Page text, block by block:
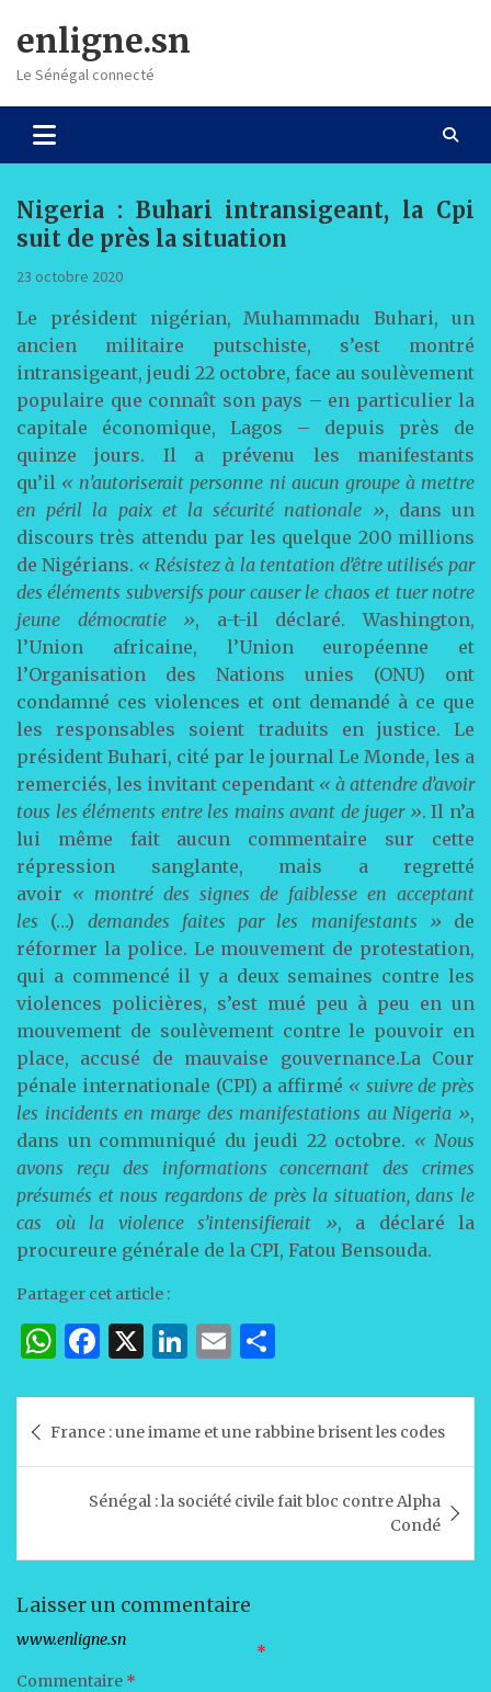
content
enligne.sn
Le Sénégal connecté
Nigeria : Buhari intransigeant, la Cpi
suit de près la situation
23 octobre 2020
Le président nigérian, Muhammadu Buhari, un
ancien militaire putschiste, s’est montré
intransigeant, jeudi 22 octobre, face au soulèvement
populaire que connaît son pays – en particulier la
capitale économique, Lagos – depuis près de
quinze jours. Il a prévenu les manifestants
qu’il « n’autoriserait personne ni aucun groupe à mettre
en péril la paix et la sécurité nationale », dans un
discours très attendu par les quelque 200 millions
de Nigérians. « Résistez à la tentation d’être utilisés par
des éléments subversifs pour causer le chaos et tuer notre
jeune démocratie », a-t-il déclaré. Washington,
l’Union africaine, l’Union européenne et
l’Organisation des Nations unies (ONU) ont
condamné ces violences et ont demandé à ce que
les responsables soient traduits en justice. Le
président Buhari, cité par le journal Le Monde, les a
remerciés, les invitant cependant « à attendre d’avoir
tous les éléments entre les mains avant de juger ». Il n’a
lui même fait aucun commentaire sur cette
répression sanglante, mais a regretté
avoir « montré des signes de faiblesse en acceptant
les (…) demandes faites par les manifestants » de
réformer la police. Le mouvement de protestation,
qui a commencé il y a deux semaines contre les
violences policières, s’est mué peu à peu en un
mouvement de soulèvement contre le pouvoir en
place, accusé de mauvaise gouvernance.La Cour
pénale internationale (CPI) a affirmé « suivre de près
les incidents en marge des manifestations au Nigeria »,
dans un communiqué du jeudi 22 octobre. « Nous
avons reçu des informations concernant des crimes
présumés et nous regardons de près la situation, dans le
cas où la violence s’intensifierait », a déclaré la
procureure générale de la CPI, Fatou Bensouda.
Partager cet article :
W
at
s
A
p
F
c
e
b
o
o
X
Li
k
e
dI
n
E
ai
l
ta
g
er
de France : une imame et une rabbine brisent les codes
Sénégal : la société civile fait bloc contre Alpha
Condé
Laisser un commentaire
Votre adresse e-mail ne sera pas publiée.
Les champs obligatoires sont indiqués avec *
Commentaire *